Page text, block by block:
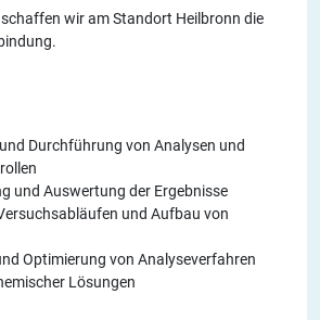
wir am Standort Heilbronn die
Durchführung von Analysen und
und Auswertung der Ergebnisse
und Aufbau von
Optimierung von Analyseverfahren
Lösungen